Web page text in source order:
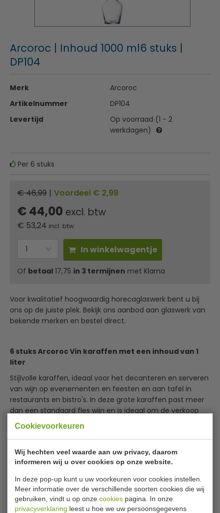
Cookievoorkeuren
Wij hechten veel waarde aan uw privacy, daarom
informeren wij u over cookies op onze website.
In deze pop-up kunt u uw voorkeuren voor cookies instellen.
Meer informatie over de verschillende soorten cookies die wij
gebruiken, vindt u op onze cookies pagina. In onze
privacyverklaring leest u hoe we uw persoonsgegevens
Arcoroc | Inhoud 1000 ml6 stuks |
DP104
Merk
Arcoroc
Artikelnummer
DP104
Levertijd
Op voorraad (1 - 2
werkdagen)
Per 6 stuks
€ 46,99 | Voordeel € 2,99
€ 44,00 excl. btw
€ 53,24 incl. btw
In winkelwagentje
Of betaal 17,75 in 3 termijnen met Klarna
Voor kwalitatief hoogwaardig horecaglaswerk bent u bij
ons op de juiste plek. Bekijk ons aanbod aan glaswerk van
bekende merken en bestel direct.
6 stuks Arcoroc Vin karaffen met een inhoud van 1
liter
Stijlvolle karaffen, ideaal voor het decanteren en serveren
van wijn op evenementen en feesten en aan tafel in
restaurants en bistro's. In deze grote karaffen past meer
dan een standaard fles wijn en is ideaal om de verkoop
van uw wijn te verhogen. Ze mogen gereinigd worden in
Vaatwasserbestendig
Zonder CE-markering
Klassieke vorm karaf
Ideaal voor het serveren van huiswijn
Ideaal voor upselling van wijn
Lees meer
Specificaties
Model
DP 104